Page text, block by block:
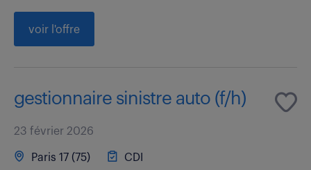
voir l'offre
gestionnaire sinistre auto (f/h)
23 février 2026
Paris 17 (75)
CDI